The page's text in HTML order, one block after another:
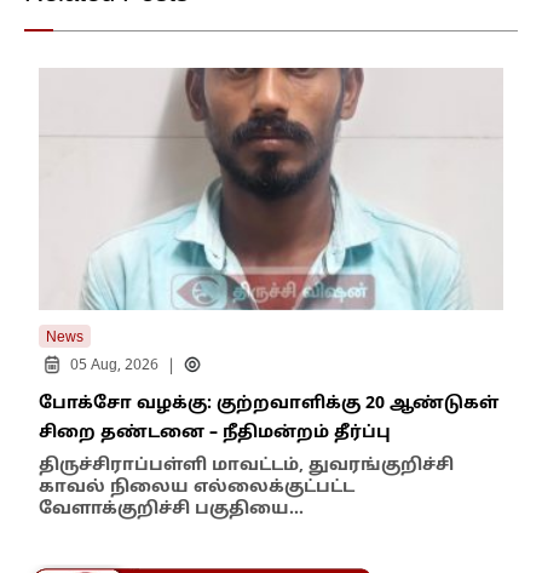
News
05 Aug, 2026
போக்சோ வழக்கு: குற்றவாளிக்கு 20 ஆண்டுகள்
சிறை தண்டனை – நீதிமன்றம் தீர்ப்பு
திருச்சிராப்பள்ளி மாவட்டம், துவரங்குறிச்சி
காவல் நிலைய எல்லைக்குட்பட்ட
வேளாக்குறிச்சி பகுதியை…